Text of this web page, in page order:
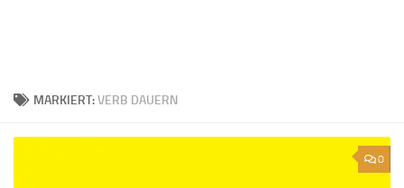
MARKIERT:VERB DAUERN
0